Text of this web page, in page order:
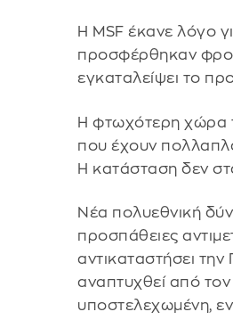
Η MSF έκανε λόγο
προσφέρθηκαν
εγκαταλείψει το
Η φτωχότερη χώρα
που έχουν
Η κατάσταση δεν
Νέα πολυεθνική
προσπάθειες
αντικαταστήσει
αναπτυχθεί από
υποστελεχωμένη,